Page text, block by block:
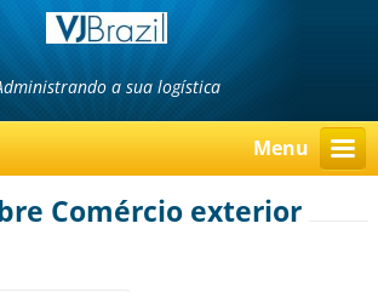
a sua logística
Menu
Comércio exterior